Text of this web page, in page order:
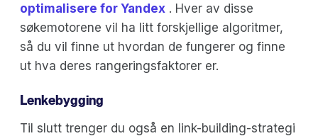
optimalisere for Yandex . Hver av disse
søkemotorene vil ha litt forskjellige algoritmer,
så du vil finne ut hvordan de fungerer og finne
ut hva deres rangeringsfaktorer er.
Lenkebygging
Til slutt trenger du også en link-building-strategi